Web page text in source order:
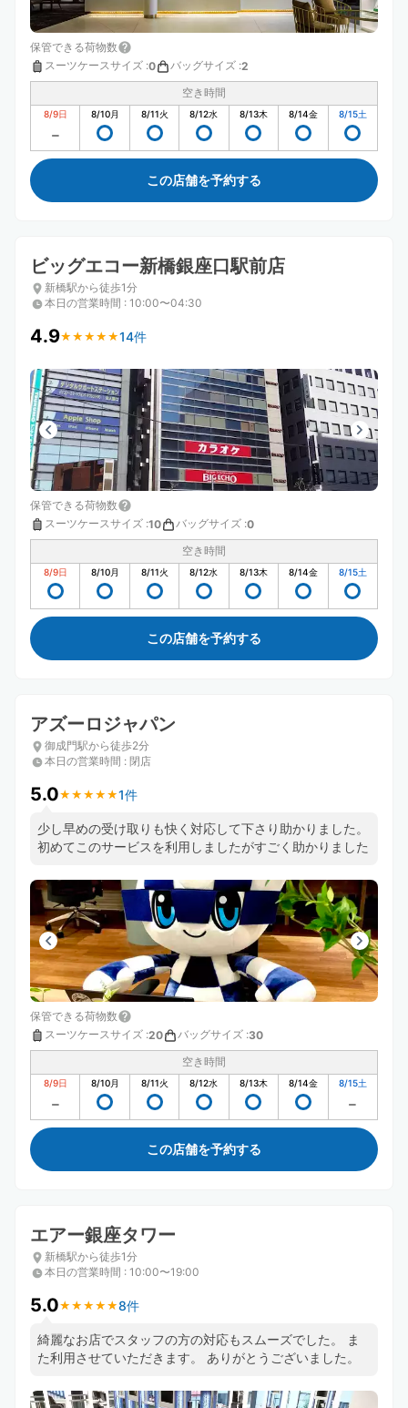
保管できる荷物数
スーツケースサイズ :0 バッグサイズ :2
空き時間
8/9日 8/10月 8/11火 8/12水 8/13木 8/14金 8/15土
この店舗を予約する
ビッグエコー新橋銀座口駅前店
新橋駅から徒歩1分
本日の営業時間 : 10:00〜04:30
4.9★ ★ ★ ★ ★
★ ★ ★ ★ ★14件
保管できる荷物数
スーツケースサイズ :10 バッグサイズ :0
空き時間
8/9日 8/10月 8/11火 8/12水 8/13木 8/14金 8/15土
この店舗を予約する
アズーロジャパン
御成門駅から徒歩2分
本日の営業時間 : 閉店
5.0★ ★ ★ ★ ★
★ ★ ★ ★ ★1件
少し早めの受け取りも快く対応して下さり助かりました。
初めてこのサービスを利用しましたがすごく助かりました
保管できる荷物数
スーツケースサイズ :20 バッグサイズ :30
空き時間
8/9日 8/10月 8/11火 8/12水 8/13木 8/14金 8/15土
この店舗を予約する
エアー銀座タワー
新橋駅から徒歩1分
本日の営業時間 : 10:00〜19:00
5.0★ ★ ★ ★ ★
★ ★ ★ ★ ★8件
綺麗なお店でスタッフの方の対応もスムーズでした。 ま
た利用させていただきます。 ありがとうございました。